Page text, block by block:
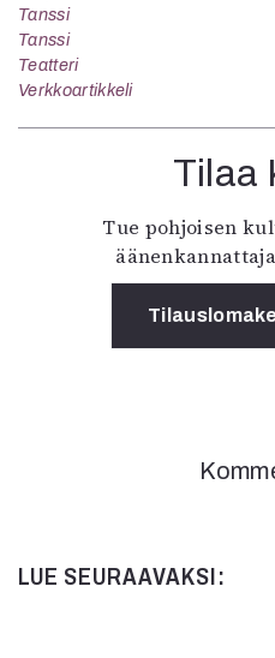
Tanssi
Tanssi
Teatteri
Verkkoartikkeli
Tilaa
Tue pohjoisen
LUE SEURAAVAKSI: